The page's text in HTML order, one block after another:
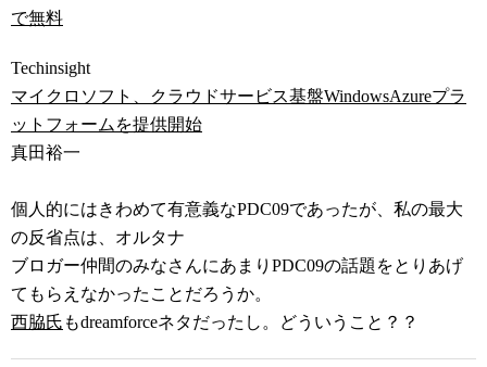
で無料
Techinsight
マイクロソフト、クラウドサービス基盤WindowsAzureプラ
ットフォームを提供開始
真田裕一
個人的にはきわめて有意義なPDC09であったが、私の最大
の反省点は、オルタナ
ブロガー仲間のみなさんにあまりPDC09の話題をとりあげ
てもらえなかったことだろうか。
西脇氏 もdreamforceネタだったし。どういうこと？？